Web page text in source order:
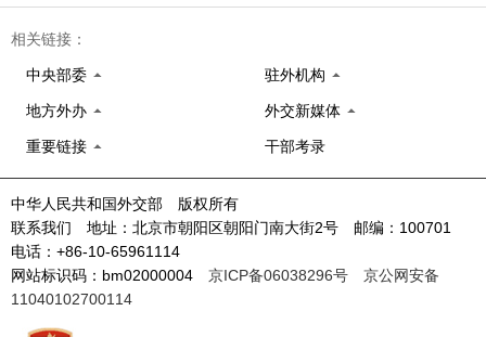
相关链接：
中央部委 驻外机构
地方外办 外交新媒体
重要链接 干部考录
中华人民共和国外交部 版权所有
联系我们 地址：北京市朝阳区朝阳门南大街2号 邮编：100701
电话：+86-10-65961114
网站标识码：bm02000004 京ICP备06038296号
京公网安备
11040102700114